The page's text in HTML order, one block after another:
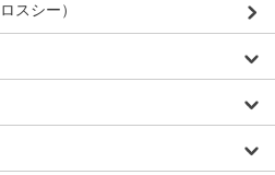
シー）